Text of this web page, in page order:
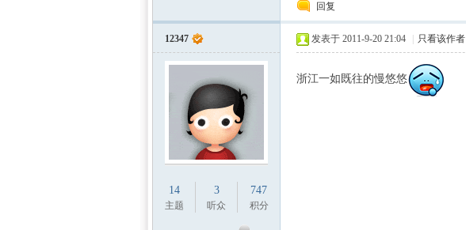
回复
12347
14
主题
3
听众
747
积分
发表于 2011-9-20 21:04 只看该作者
浙江一如既往的慢悠悠